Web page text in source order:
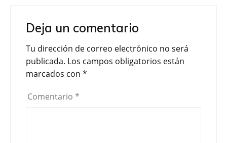
Deja un comentario
Tu dirección de correo electrónico no será
publicada. Los campos obligatorios están
marcados con *
Comentario *